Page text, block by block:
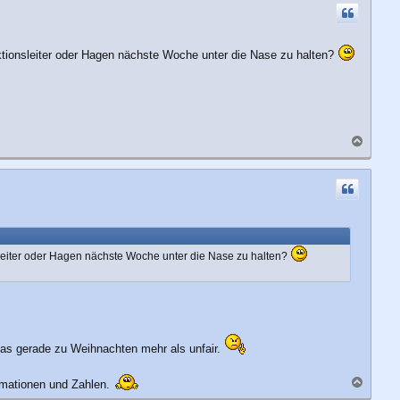
oder Hagen nächste Woche unter die Nase zu halten?
a
c
oder Hagen nächste Woche unter die Nase zu halten?
gerade zu Weihnachten mehr als unfair.
und Zahlen.
a